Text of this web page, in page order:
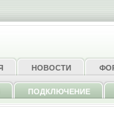
НОВОСТИ
ПОДКЛЮЧЕНИЕ